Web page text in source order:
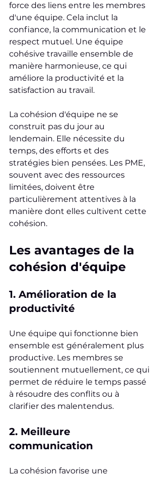
force des liens entre les membres
d'une équipe. Cela inclut la
confiance, la communication et le
respect mutuel. Une équipe
cohésive travaille ensemble de
manière harmonieuse, ce qui
améliore la productivité et la
satisfaction au travail.
La cohésion d'équipe ne se
construit pas du jour au
lendemain. Elle nécessite du
temps, des efforts et des
stratégies bien pensées. Les PME,
souvent avec des ressources
limitées, doivent être
particulièrement attentives à la
manière dont elles cultivent cette
cohésion.
Les avantages de la
cohésion d'équipe
1. Amélioration de la
productivité
Une équipe qui fonctionne bien
ensemble est généralement plus
productive. Les membres se
soutiennent mutuellement, ce qui
permet de réduire le temps passé
à résoudre des conflits ou à
clarifier des malentendus.
2. Meilleure
communication
La cohésion favorise une